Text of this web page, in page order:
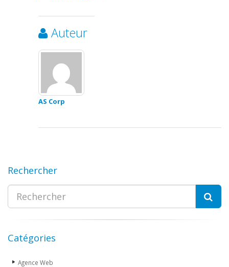
Auteur
AS Corp
Rechercher
Catégories
Agence Web